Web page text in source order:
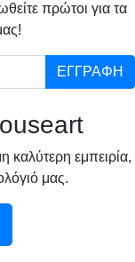
πρώτοι για τα
ΕΓΓΡΑΦΗ
εμπειρία,
μας.